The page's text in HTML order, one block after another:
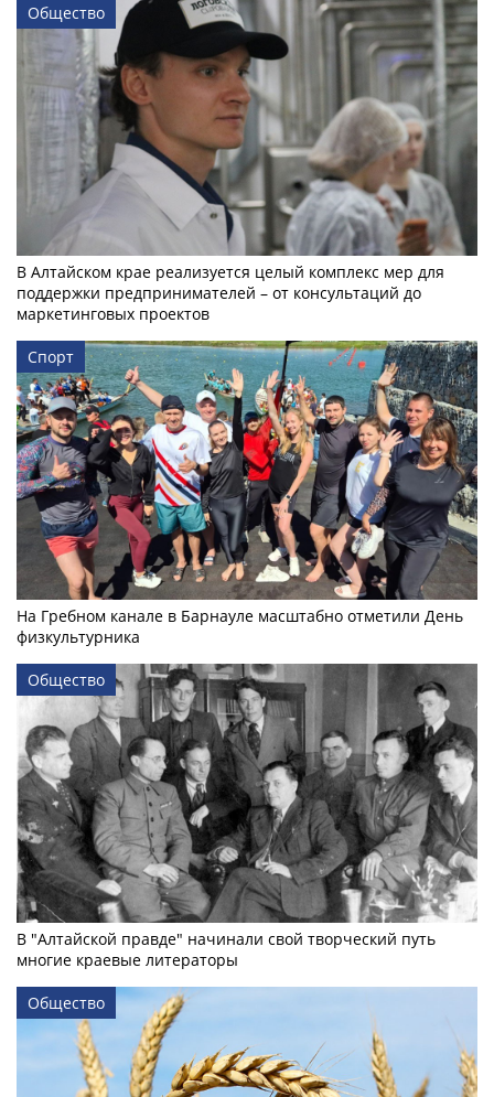
Общество
В Алтайском крае реализуется целый комплекс мер для
поддержки предпринимателей – от консультаций до
маркетинговых проектов
Спорт
На Гребном канале в Барнауле масштабно отметили День
физкультурника
Общество
В "Алтайской правде" начинали свой творческий путь
многие краевые литераторы
Общество